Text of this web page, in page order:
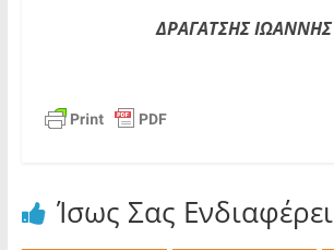
ΔΡΑΓΑΤΣΗΣ ΙΩΑΝΝΗΣ
Ίσως Σας Ενδιαφέρει